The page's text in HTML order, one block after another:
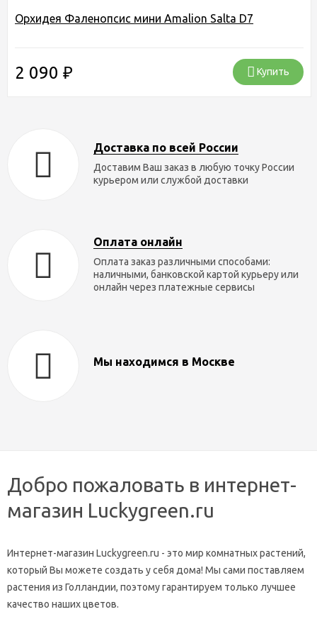
Орхидея Фаленопсис мини Amalion Salta D7
2 090 ₽ Купить
Доставка по всей России
Доставим Ваш заказ в любую точку России
курьером или службой доставки
Оплата онлайн
Оплата заказ различными способами:
наличными, банковской картой курьеру или
онлайн через платежные сервисы
Мы находимся в Москве
Добро пожаловать в интернет-
магазин Luckygreen.ru
Интернет-магазин Luckygreen.ru - это мир комнатных растений,
который Вы можете создать у себя дома! Мы сами поставляем
растения из Голландии, поэтому гарантируем только лучшее
качество наших цветов.